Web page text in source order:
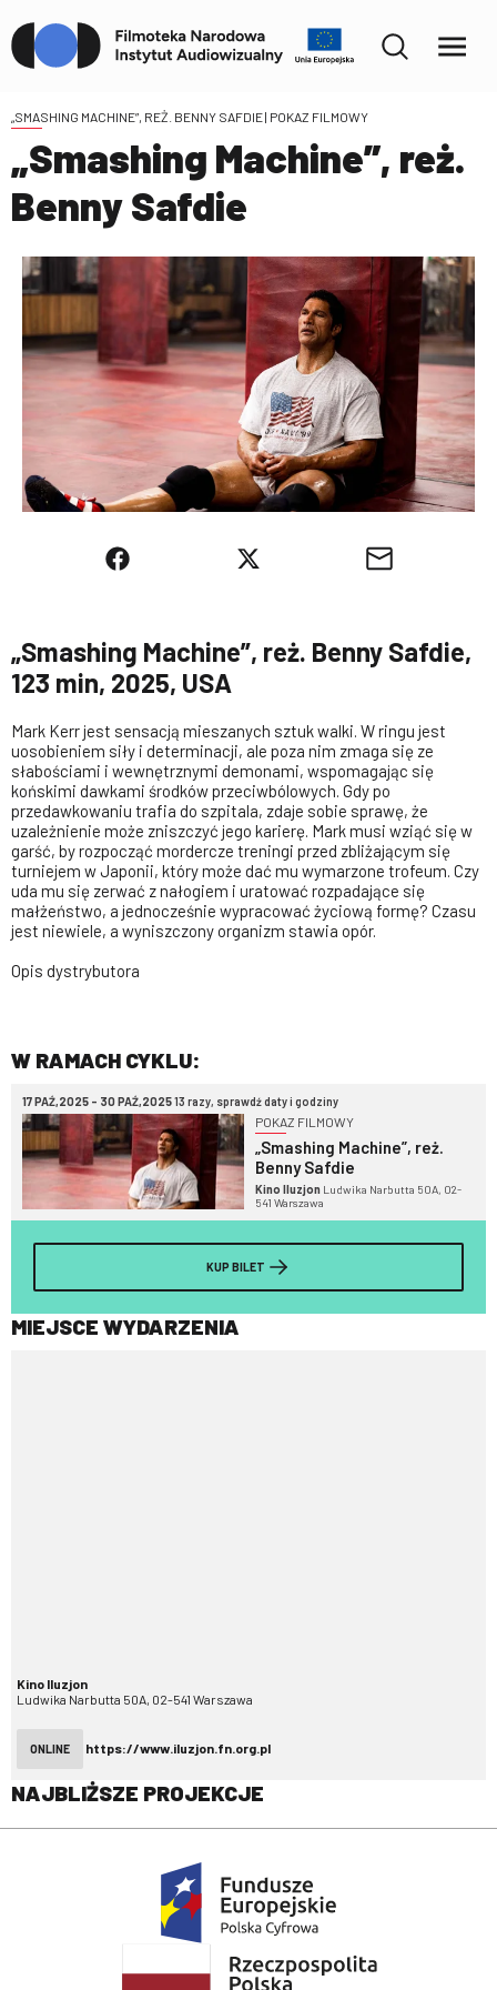
„SMASHING MACHINE”, REŻ. BENNY SAFDIE| POKAZ FILMOWY
„Smashing Machine”, reż.
Benny Safdie
„Smashing Machine”, reż. Benny Safdie,
123 min, 2025, USA
Mark Kerr jest sensacją mieszanych sztuk walki. W ringu jest
uosobieniem siły i determinacji, ale poza nim zmaga się ze
słabościami i wewnętrznymi demonami, wspomagając się
końskimi dawkami środków przeciwbólowych. Gdy po
przedawkowaniu trafia do szpitala, zdaje sobie sprawę, że
uzależnienie może zniszczyć jego karierę. Mark musi wziąć się w
garść, by rozpocząć mordercze treningi przed zbliżającym się
turniejem w Japonii, który może dać mu wymarzone trofeum. Czy
uda mu się zerwać z nałogiem i uratować rozpadające się
małżeństwo, a jednocześnie wypracować życiową formę? Czasu
jest niewiele, a wyniszczony organizm stawia opór.
Opis dystrybutora
W RAMACH CYKLU:
17 PAŹ,2025 - 30 PAŹ,202513 razy, sprawdź daty i godziny
POKAZ FILMOWY
„Smashing Machine”, reż.
Benny Safdie
Kino Iluzjon Ludwika Narbutta 50A, 02-
541 Warszawa
KUP BILET
MIEJSCE WYDARZENIA
Kino Iluzjon
Ludwika Narbutta 50A, 02-541 Warszawa
ONLINE https://www.iluzjon.fn.org.pl
NAJBLIŻSZE PROJEKCJE